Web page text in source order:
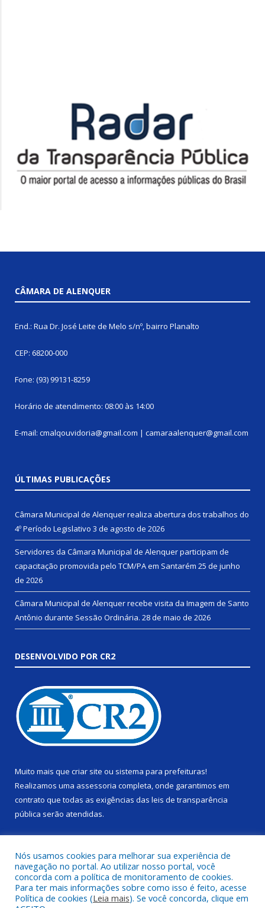
CÂMARA DE ALENQUER
End.: Rua Dr. José Leite de Melo s/nº, bairro Planalto
CEP: 68200-000
Fone: (93) 99131-8259
Horário de atendimento: 08:00 às 14:00
E-mail: cmalqouvidoria@gmail.com | camaraalenquer@gmail.com
ÚLTIMAS PUBLICAÇÕES
Câmara Municipal de Alenquer realiza abertura dos trabalhos do
4º Período Legislativo 3 de agosto de 2026
Servidores da Câmara Municipal de Alenquer participam de
capacitação promovida pelo TCM/PA em Santarém 25 de junho
de 2026
Câmara Municipal de Alenquer recebe visita da Imagem de Santo
Antônio durante Sessão Ordinária. 28 de maio de 2026
DESENVOLVIDO POR CR2
Muito mais que criar site ou sistema para prefeituras!
Realizamos uma assessoria completa, onde garantimos em
contrato que todas as exigências das leis de transparência
pública serão atendidas.
Todos os direitos reservados a Câmara Municipal de Alenquer.
Nós usamos cookies para melhorar sua experiência de
navegação no portal. Ao utilizar nosso portal, você
concorda com a política de monitoramento de cookies.
Para ter mais informações sobre como isso é feito, acesse
Política de cookies (Leia mais). Se você concorda, clique em